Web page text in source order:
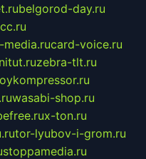
belgorod-day.ru
card-voice.ru
zebra-tlt.ru
wasabi-shop.ru
x-ton.ru
tor-lyubov-i-grom.ru
stoppamedia.ru